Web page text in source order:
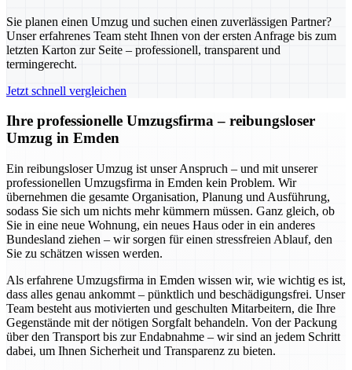
Sie planen einen Umzug und suchen einen zuverlässigen Partner?
Unser erfahrenes Team steht Ihnen von der ersten Anfrage bis zum
letzten Karton zur Seite – professionell, transparent und
termingerecht.
Jetzt schnell vergleichen
Ihre professionelle Umzugsfirma – reibungsloser
Umzug in Emden
Ein reibungsloser Umzug ist unser Anspruch – und mit unserer
professionellen Umzugsfirma in Emden kein Problem. Wir
übernehmen die gesamte Organisation, Planung und Ausführung,
sodass Sie sich um nichts mehr kümmern müssen. Ganz gleich, ob
Sie in eine neue Wohnung, ein neues Haus oder in ein anderes
Bundesland ziehen – wir sorgen für einen stressfreien Ablauf, den
Sie zu schätzen wissen werden.
Als erfahrene Umzugsfirma in Emden wissen wir, wie wichtig es ist,
dass alles genau ankommt – pünktlich und beschädigungsfrei. Unser
Team besteht aus motivierten und geschulten Mitarbeitern, die Ihre
Gegenstände mit der nötigen Sorgfalt behandeln. Von der Packung
über den Transport bis zur Endabnahme – wir sind an jedem Schritt
dabei, um Ihnen Sicherheit und Transparenz zu bieten.